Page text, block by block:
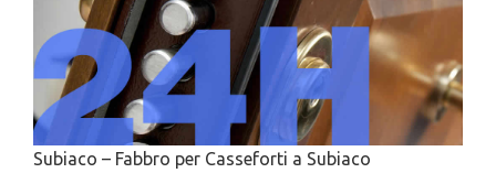
Subiaco – Fabbro per Casseforti a Subiaco